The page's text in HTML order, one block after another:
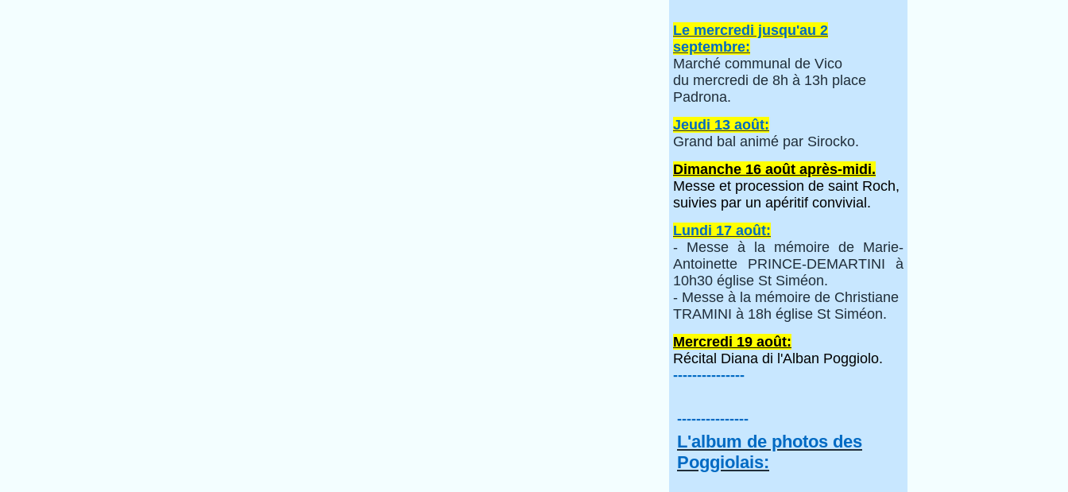
Le mercredi jusqu'au 2
septembre:
Marché communal de Vico
du mercredi de 8h à 13h place
Padrona.
Jeudi 13 août:
Grand bal animé par Sirocko.
Dimanche 16 août après-midi.
Messe et procession de saint Roch,
suivies par un apéritif convivial.
Lundi 17 août:
- Messe à la mémoire de Marie-
Antoinette PRINCE-DEMARTINI à
10h30 église St Siméon.
- Messe à la mémoire de Christiane
TRAMINI à 18h église St Siméon.
Mercredi 19 août:
Récital Diana di l'Alban Poggiolo.
---------------
---------------
L'album de photos des
Poggiolais: